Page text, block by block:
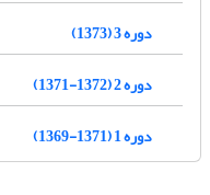
دوره 3 (1373)
دوره 2 (1372-1371)
دوره 1 (1371-1369)